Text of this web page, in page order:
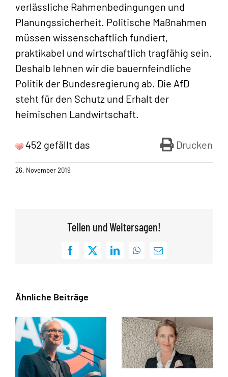
verlässliche Rahmenbedingungen und
Planungssicherheit. Politische Maßnahmen
müssen wissenschaftlich fundiert,
praktikabel und wirtschaftlich tragfähig sein.
Deshalb lehnen wir die bauernfeindliche
Politik der Bundesregierung ab. Die AfD
steht für den Schutz und Erhalt der
heimischen Landwirtschaft.
Drucken
452 gefällt das
26. November 2019
Teilen und Weitersagen!
Facebook
X LinkedInWhatsApp
E-
Ähnliche Beiträge